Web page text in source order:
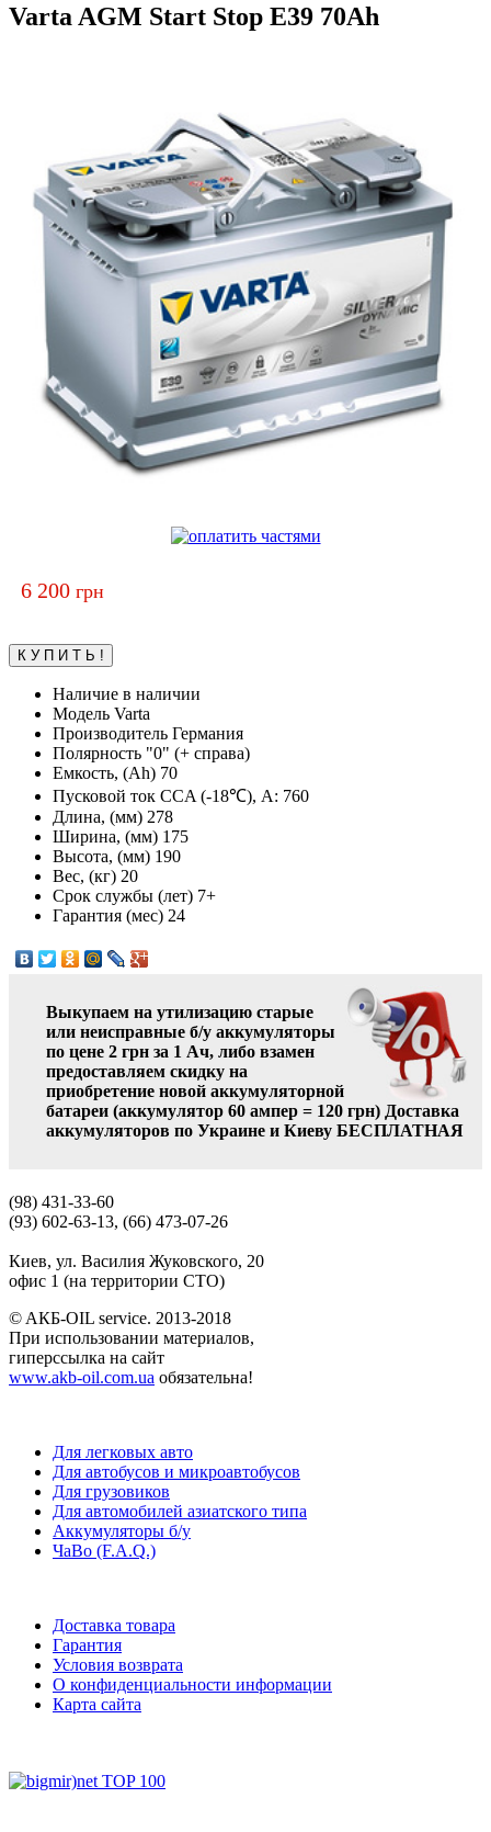
Varta AGM Start Stop E39 70Ah
6 200 грн
Наличие в наличии
Модель Varta
Производитель Германия
Полярность "0" (+ справа)
Емкость, (Ah) 70
Пусковой ток CCA (-18℃), А: 760
Длина, (мм) 278
Ширина, (мм) 175
Высота, (мм) 190
Вес, (кг) 20
Срок службы (лет) 7+
Гарантия (мес) 24
Выкупаем на утилизацию старые
или неисправные б/у аккумуляторы
по цене 2 грн за 1 Ач, либо взамен
предоставляем скидку на
приобретение новой аккумуляторной
батареи (аккумулятор 60 ампер = 120 грн) Доставка
аккумуляторов по Украине и Киеву БЕСПЛАТНАЯ
(98) 431-33-60
(93) 602-63-13, (66) 473-07-26
Киев, ул. Василия Жуковского, 20
офис 1 (на территории СТО)
© AКБ-OIL service. 2013-2018
При использовании материалов,
гиперссылка на сайт
www.akb-oil.com.ua обязательна!
Для легковых авто
Для автобусов и микроавтобусов
Для грузовиков
Для автомобилей азиатского типа
Аккумуляторы б/у
ЧаВо (F.A.Q.)
Доставка товара
Гарантия
Условия возврата
О конфиденциальности информации
Карта сайта